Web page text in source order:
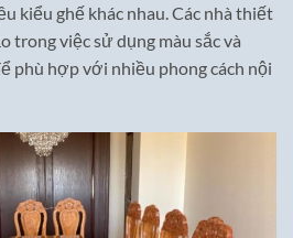
kiểu ghế khác nhau. Các nhà thiết
trong việc sử dụng màu sắc và
phù hợp với nhiều phong cách nội